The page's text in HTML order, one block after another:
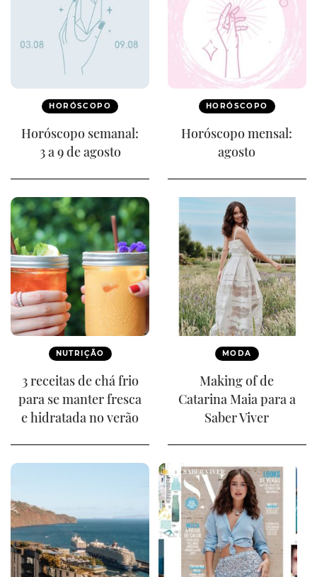
HORÓSCOPO
Horóscopo semanal:
3 a 9 de agosto
HORÓSCOPO
Horóscopo mensal:
agosto
NUTRIÇÃO
3 receitas de chá frio
para se manter fresca
e hidratada no verão
MODA
Making of de
Catarina Maia para a
Saber Viver